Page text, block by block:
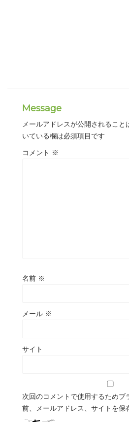
Message
メールアドレスが公開されること
いている欄は必須項目です
コメント ※
名前 ※
メール ※
サイト
次回のコメントで使用するためブ
前、メールアドレス、サイトを保